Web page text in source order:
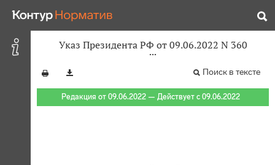
Указ Президента РФ от 09.06.2022 N 360
Поиск в тексте
Редакция от 09.06.2022 — Действует с 09.06.2022